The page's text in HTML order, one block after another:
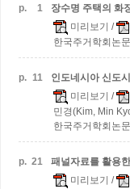
p. 1
장수명 주택의 화
미리보기 /
한국주거학회논
p. 11
인도네시아 신도
미리보기 /
민경(Kim, Min
한국주거학회논
p. 21
패널자료를 활용
미리보기 /